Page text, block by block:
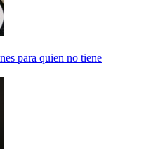
para quien no tiene